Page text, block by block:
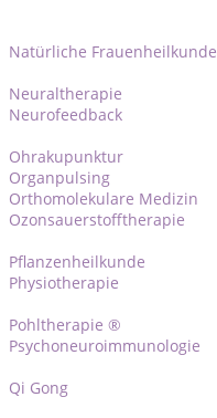
Natürliche Frauenheilkunde
Neuraltherapie
Neurofeedback
Ohrakupunktur
Organpulsing
Orthomolekulare Medizin
Ozonsauerstofftherapie
Pflanzenheilkunde
Physiotherapie
Pohltherapie ®
Psychoneuroimmunologie
Qi Gong